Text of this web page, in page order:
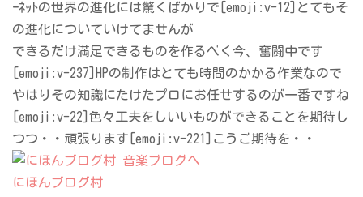
ｰﾈｯﾄの世界の進化には驚くばかりで[emoji:v-12]とてもそ
の進化についていけてませんが
できるだけ満足できるものを作るべく今、奮闘中です
[emoji:v-237]HPの制作はとても時間のかかる作業なので
やはりその知識にたけたプロにお任せするのが一番ですね
[emoji:v-22]色々工夫をしいいものができることを期待し
つつ・・頑張ります[emoji:v-221]こうご期待を・・
にほんブログ村